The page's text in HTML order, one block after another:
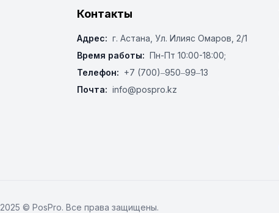
Контакты
Адрес: г. Астана, ​Ул. Илияс Омаров, 2/1
Время работы: Пн-Пт 10:00-18:00;
Телефон: +7 (700)‒950‒99‒13
Почта: info@pospro.kz
2025 © PosPro. Все права защищены.